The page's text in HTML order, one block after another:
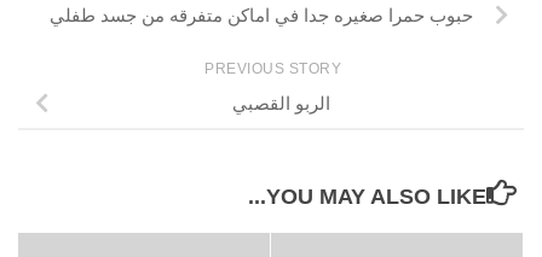
حبوب حمرا صغيره جدا في اماكن متفرقه من جسد طفلي
PREVIOUS STORY
الربو القصبي
YOU MAY ALSO LIKE...